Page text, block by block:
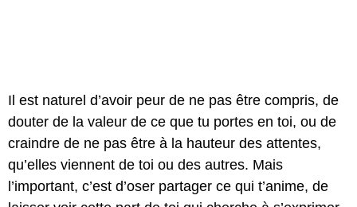
Il est naturel d’avoir peur de ne pas être compris, de
douter de la valeur de ce que tu portes en toi, ou de
craindre de ne pas être à la hauteur des attentes,
qu’elles viennent de toi ou des autres. Mais
l’important, c’est d’oser partager ce qui t’anime, de